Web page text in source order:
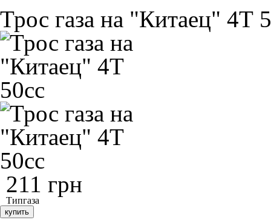
Трос газа на "Китаец" 4Т
211 грн
Типгаза
купить